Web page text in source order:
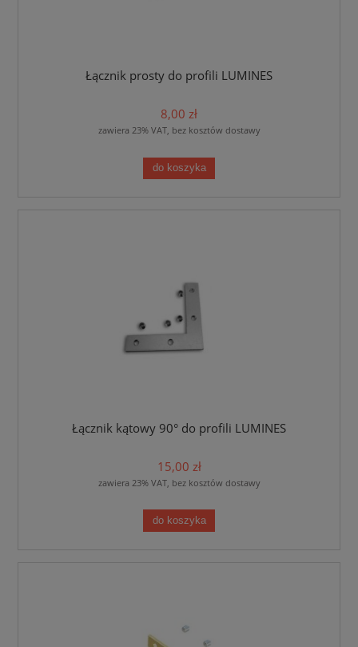
Łącznik prosty do profili LUMINES
8,00 zł
zawiera 23% VAT, bez kosztów dostawy
do koszyka
Łącznik kątowy 90° do profili LUMINES
15,00 zł
zawiera 23% VAT, bez kosztów dostawy
do koszyka